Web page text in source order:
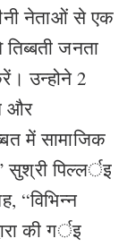
नेताओं से एक
जनता
उन्होने 2
और
में सामाजिक
सुश्री पिल्लर्इ
“विभिन्न
की गर्इ